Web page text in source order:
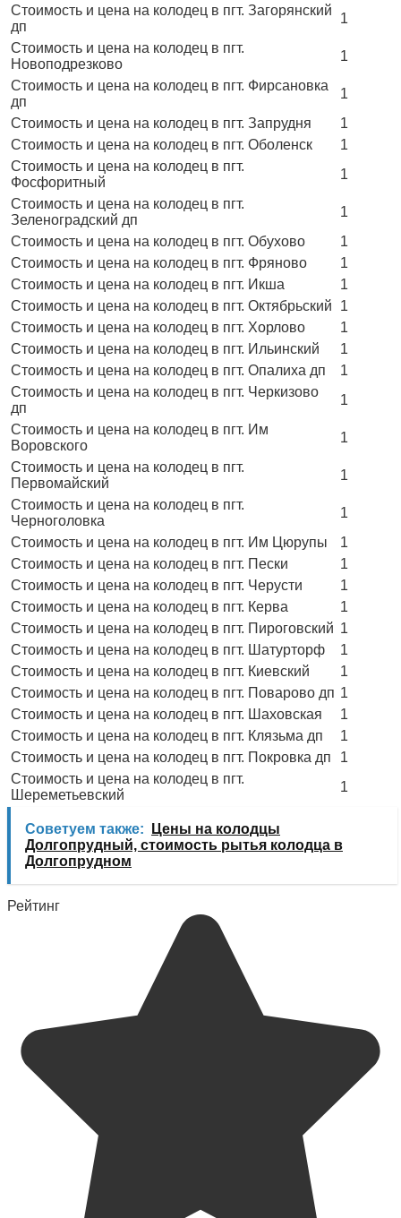
Стоимость и цена на колодец в пгт. Загорянский
дп
1
Стоимость и цена на колодец в пгт.
Новоподрезково
1
Стоимость и цена на колодец в пгт. Фирсановка
дп
1
Стоимость и цена на колодец в пгт. Запрудня
1
Стоимость и цена на колодец в пгт. Оболенск
1
Стоимость и цена на колодец в пгт.
Фосфоритный
1
Стоимость и цена на колодец в пгт.
Зеленоградский дп
1
Стоимость и цена на колодец в пгт. Обухово
1
Стоимость и цена на колодец в пгт. Фряново
1
Стоимость и цена на колодец в пгт. Икша
1
Стоимость и цена на колодец в пгт. Октябрьский
1
Стоимость и цена на колодец в пгт. Хорлово
1
Стоимость и цена на колодец в пгт. Ильинский
1
Стоимость и цена на колодец в пгт. Опалиха дп
1
Стоимость и цена на колодец в пгт. Черкизово
дп
1
Стоимость и цена на колодец в пгт. Им
Воровского
1
Стоимость и цена на колодец в пгт.
Первомайский
1
Стоимость и цена на колодец в пгт.
Черноголовка
1
Стоимость и цена на колодец в пгт. Им Цюрупы
1
Стоимость и цена на колодец в пгт. Пески
1
Стоимость и цена на колодец в пгт. Черусти
1
Стоимость и цена на колодец в пгт. Керва
1
Стоимость и цена на колодец в пгт. Пироговский 1
Стоимость и цена на колодец в пгт. Шатурторф
1
Стоимость и цена на колодец в пгт. Киевский
1
Стоимость и цена на колодец в пгт. Поварово дп 1
Стоимость и цена на колодец в пгт. Шаховская
1
Стоимость и цена на колодец в пгт. Клязьма дп
1
Стоимость и цена на колодец в пгт. Покровка дп
1
Стоимость и цена на колодец в пгт.
Шереметьевский
1
Советуем также:
Цены на колодцы
Долгопрудный, стоимость рытья колодца в
Долгопрудном
Рейтинг